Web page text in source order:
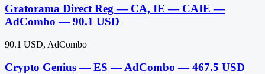
Gratorama Direct Reg — CA, IE — CAIE —
AdCombo — 90.1 USD
90.1 USD, AdCombo
Crypto Genius — ES — AdCombo — 467.5 USD